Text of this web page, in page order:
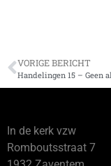
VORIGE BERICHT
In de kerk vzw
Romboutsstraat 7